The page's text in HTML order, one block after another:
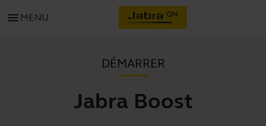
menu MENU
DÉMARRER
Jabra Boost